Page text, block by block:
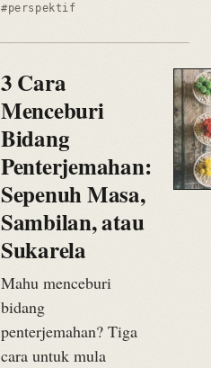
#perspektif
3 Cara
Menceburi
Bidang
Penterjemahan:
Sepenuh Masa,
Sambilan, atau
Sukarela
Mahu menceburi
bidang
penterjemahan? Tiga
cara untuk mula